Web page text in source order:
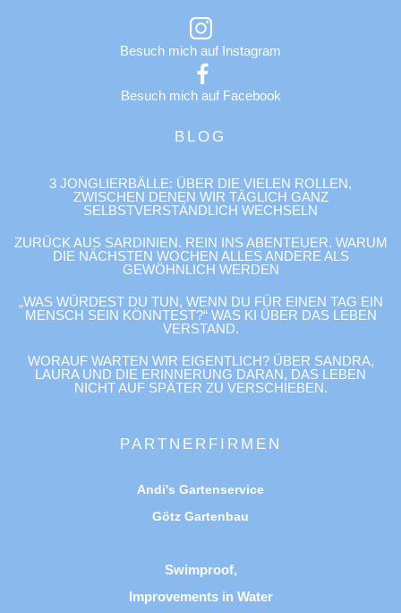
Besuch mich auf Instagram
Besuch mich auf Facebook
BLOG
3 JONGLIERBÄLLE: ÜBER DIE VIELEN ROLLEN,
ZWISCHEN DENEN WIR TÄGLICH GANZ
SELBSTVERSTÄNDLICH WECHSELN
ZURÜCK AUS SARDINIEN. REIN INS ABENTEUER. WARUM
DIE NÄCHSTEN WOCHEN ALLES ANDERE ALS
GEWÖHNLICH WERDEN
„WAS WÜRDEST DU TUN, WENN DU FÜR EINEN TAG EIN
MENSCH SEIN KÖNNTEST?“ WAS KI ÜBER DAS LEBEN
VERSTAND.
WORAUF WARTEN WIR EIGENTLICH? ÜBER SANDRA,
LAURA UND DIE ERINNERUNG DARAN, DAS LEBEN
NICHT AUF SPÄTER ZU VERSCHIEBEN.
PARTNERFIRMEN
Andi's Gartenservice
Götz Gartenbau
Swimproof,
Improvements in Water